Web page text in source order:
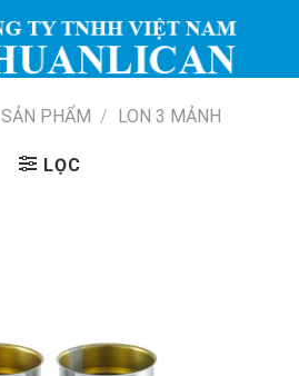
SẢN PHẨM / LON 3 MẢNH
LỌC